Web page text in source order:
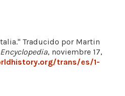
Traducido por Martin
, noviembre 17,
trans/es/1-